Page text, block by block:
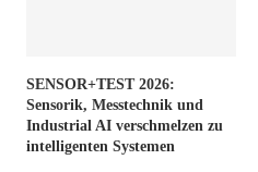
SENSOR+TEST 2026:
Sensorik, Messtechnik und
Industrial AI verschmelzen zu
intelligenten Systemen